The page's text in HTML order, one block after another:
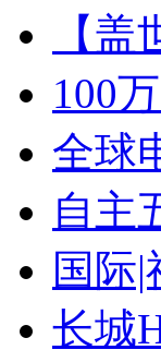
【
100
全球
自主
国际
长城